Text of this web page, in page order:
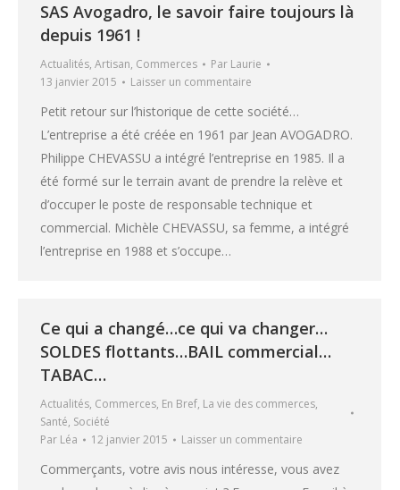
SAS Avogadro, le savoir faire toujours là
depuis 1961 !
Actualités, Artisan, Commerces Par Laurie
13 janvier 2015
Laisser un commentaire
Petit retour sur l’historique de cette société…
L’entreprise a été créée en 1961 par Jean AVOGADRO.
Philippe CHEVASSU a intégré l’entreprise en 1985. Il a
été formé sur le terrain avant de prendre la relève et
d’occuper le poste de responsable technique et
commercial. Michèle CHEVASSU, sa femme, a intégré
l’entreprise en 1988 et s’occupe…
Ce qui a changé…ce qui va changer…
SOLDES flottants…BAIL commercial…
TABAC…
Actualités, Commerces, En Bref, La vie des commerces,
Santé, Société
Par Léa 12 janvier 2015 Laisser un commentaire
Commerçants, votre avis nous intéresse, vous avez